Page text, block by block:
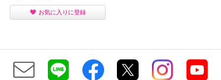
お気に入りに登録